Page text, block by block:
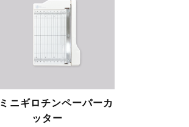
ミニギロチンペーパーカ
ッター